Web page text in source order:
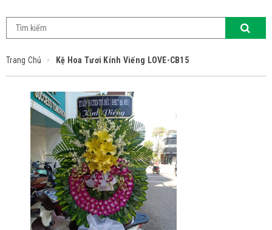
Trang Chủ Kệ Hoa Tươi Kính Viếng LOVE-CB15